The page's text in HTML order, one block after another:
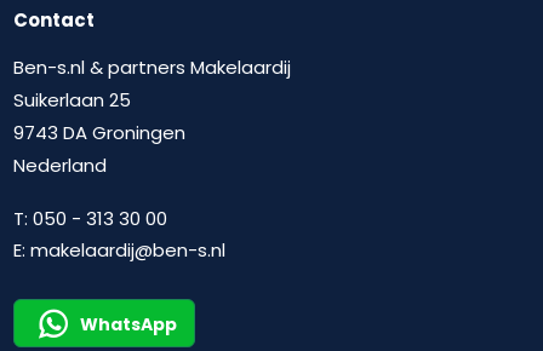
Contact
Ben-s.nl & partners Makelaardij
Suikerlaan 25
9743 DA Groningen
Nederland
T:050 - 313 30 00
E:makelaardij@ben-s.nl
WhatsApp